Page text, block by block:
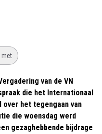
met
van de VN
die het Internationaal
het tegengaan van
die woensdag werd
gezaghebbende bijdrage